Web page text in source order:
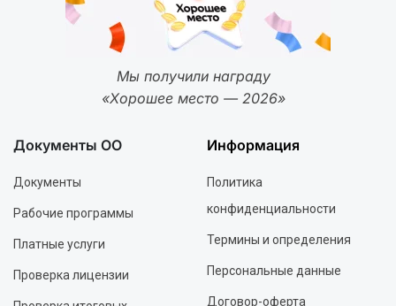
Мы получили награду
«Хорошее место — 2026»
Документы ОО
Документы
Рабочие программы
Платные услуги
Проверка лицензии
Информация
Политика
конфиденциальности
Термины и определения
Персональные данные
Договор-оферта